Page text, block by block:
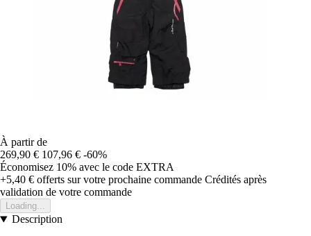
À partir de
269,90 € 107,96 € -60%
Économisez 10% avec le code EXTRA
+5,40 € offerts sur votre prochaine commande Crédités après
validation de votre commande
Loading...
Description